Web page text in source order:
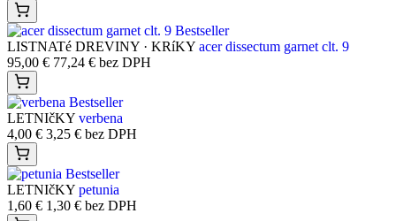
Bestseller
LISTNATé DREVINY · KRíKY acer dissectum garnet clt. 9
95,00 € 77,24 € bez DPH
Bestseller
LETNIčKY verbena
4,00 € 3,25 € bez DPH
Bestseller
LETNIčKY petunia
1,60 € 1,30 € bez DPH